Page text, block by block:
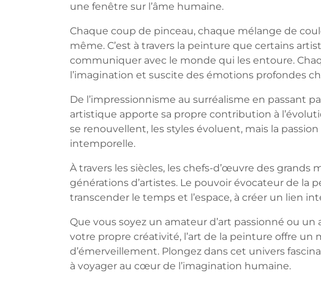
une fenêtre sur l’âme humaine.
Chaque coup de pinceau, chaque mélange de
même. C’est à travers la peinture que certains
communiquer avec le monde qui les entoure.
l’imagination et suscite des émotions profondes
De l’impressionnisme au surréalisme en passant
artistique apporte sa propre contribution à
se renouvellent, les styles évoluent, mais la
intemporelle.
À travers les siècles, les chefs-d’œuvre des
générations d’artistes. Le pouvoir évocateur de la
transcender le temps et l’espace, à créer un lien
Que vous soyez un amateur d’art passionné ou
votre propre créativité, l’art de la peinture offre un
d’émerveillement. Plongez dans cet univers
à voyager au cœur de l’imagination humaine.